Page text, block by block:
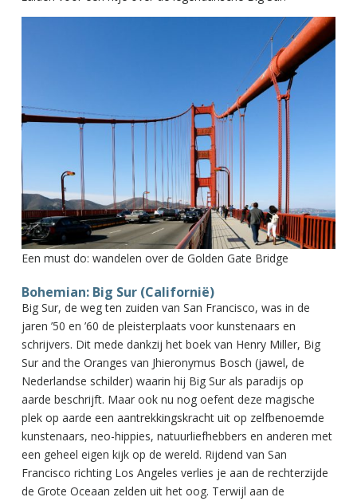
Een must do: wandelen over de Golden Gate Bridge
Bohemian: Big Sur (Californië)
Big Sur, de weg ten zuiden van San Francisco, was in de
jaren ’50 en ’60 de pleisterplaats voor kunstenaars en
schrijvers. Dit mede dankzij het boek van Henry Miller, Big
Sur and the Oranges van Jhieronymus Bosch (jawel, de
Nederlandse schilder) waarin hij Big Sur als paradijs op
aarde beschrijft. Maar ook nu nog oefent deze magische
plek op aarde een aantrekkingskracht uit op zelfbenoemde
kunstenaars, neo-hippies, natuurliefhebbers en anderen met
een geheel eigen kijk op de wereld. Rijdend van San
Francisco richting Los Angeles verlies je aan de rechterzijde
de Grote Oceaan zelden uit het oog. Terwijl aan de